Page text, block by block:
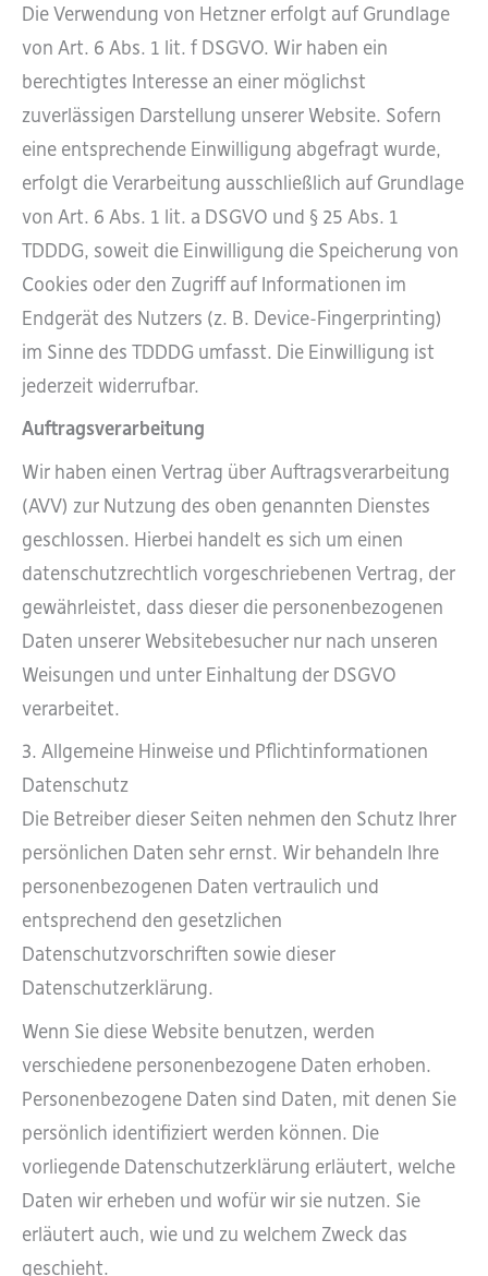
Die Verwendung von Hetzner erfolgt auf Grundlage
von Art. 6 Abs. 1 lit. f DSGVO. Wir haben ein
berechtigtes Interesse an einer möglichst
zuverlässigen Darstellung unserer Website. Sofern
eine entsprechende Einwilligung abgefragt wurde,
erfolgt die Verarbeitung ausschließlich auf Grundlage
von Art. 6 Abs. 1 lit. a DSGVO und § 25 Abs. 1
TDDDG, soweit die Einwilligung die Speicherung von
Cookies oder den Zugriff auf Informationen im
Endgerät des Nutzers (z. B. Device-Fingerprinting)
im Sinne des TDDDG umfasst. Die Einwilligung ist
jederzeit widerrufbar.
Auftragsverarbeitung
Wir haben einen Vertrag über Auftragsverarbeitung
(AVV) zur Nutzung des oben genannten Dienstes
geschlossen. Hierbei handelt es sich um einen
datenschutzrechtlich vorgeschriebenen Vertrag, der
gewährleistet, dass dieser die personenbezogenen
Daten unserer Websitebesucher nur nach unseren
Weisungen und unter Einhaltung der DSGVO
verarbeitet.
3. Allgemeine Hinweise und Pflichtinformationen
Datenschutz
Die Betreiber dieser Seiten nehmen den Schutz Ihrer
persönlichen Daten sehr ernst. Wir behandeln Ihre
personenbezogenen Daten vertraulich und
entsprechend den gesetzlichen
Datenschutzvorschriften sowie dieser
Datenschutzerklärung.
Wenn Sie diese Website benutzen, werden
verschiedene personenbezogene Daten erhoben.
Personenbezogene Daten sind Daten, mit denen Sie
persönlich identifiziert werden können. Die
vorliegende Datenschutzerklärung erläutert, welche
Daten wir erheben und wofür wir sie nutzen. Sie
erläutert auch, wie und zu welchem Zweck das
geschieht.